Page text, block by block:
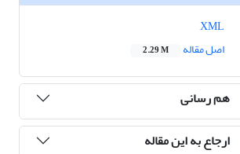
اصل مقاله
2.29 M
هم رسانی
ارجاع به این مقاله